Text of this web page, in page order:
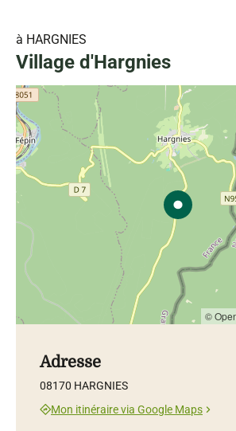
à HARGNIES
Village d'Hargnies
©
Adresse
08170 HARGNIES
Mon itinéraire via Google Maps